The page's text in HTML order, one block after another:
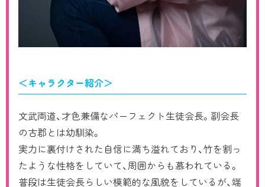
＜キャラクター紹介＞
文武両道、才色兼備なパーフェクト生徒会長。副会長
の古郡とは幼馴染。
実力に裏付けされた自信に満ち溢れており、竹を割っ
たような性格をしていて、周囲からも慕われている。
普段は生徒会長らしい模範的な風貌をしているが、端